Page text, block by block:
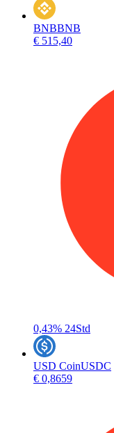
BNBBNB
€ 515,40
0,43% 24Std
USD CoinUSDC
€ 0,8659